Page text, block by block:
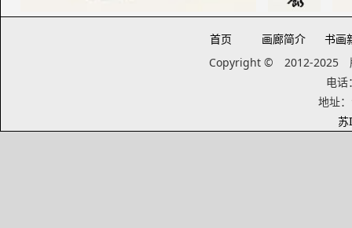
首页 画廊简介
书画
Copyright © 2012-2025
电话
地址
苏